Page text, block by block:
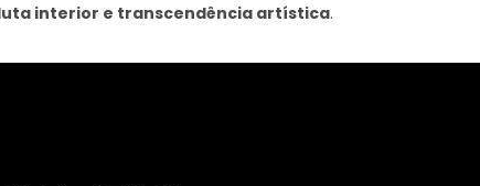
interior e transcendência artística.